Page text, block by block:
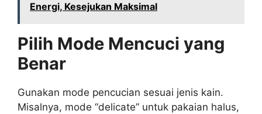
Energi, Kesejukan Maksimal
Pilih Mode Mencuci yang
Benar
Gunakan mode pencucian sesuai jenis kain.
Misalnya, mode “delicate” untuk pakaian halus,